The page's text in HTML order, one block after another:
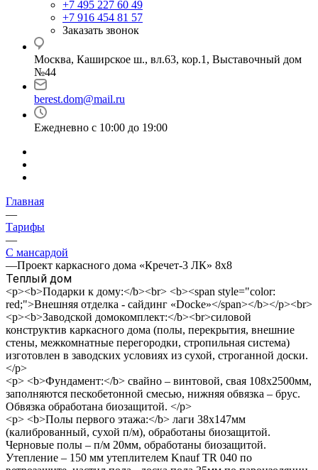
+7 495 227 60 49
+7 916 454 81 57
Заказать звонок
Москва, Каширское ш., вл.63, кор.1, Выставочный дом
№44
berest.dom@mail.ru
Ежедневно с 10:00 до 19:00
Главная
—
Тарифы
—
С мансардой
—Проект каркасного дома «Кречет-3 ЛК» 8х8
Теплый дом
<p><b>Подарки к дому:</b><br> <b><span style="color:
red;">Внешняя отделка - сайдинг «Docke»</span></b></p><br>
<p><b>Заводской домокомплект:</b><br>силовой
конструктив каркасного дома (полы, перекрытия, внешние
стены, межкомнатные перегородки, стропильная система)
изготовлен в заводских условиях из сухой, строганной доски.
</p>
<p> <b>Фундамент:</b> свайно – винтовой, свая 108х2500мм,
заполняются пескобетонной смесью, нижняя обвязка – брус.
Обвязка обработана биозащитой. </p>
<p> <b>Полы первого этажа:</b> лаги 38х147мм
(калиброванный, сухой п/м), обработаны биозащитой.
Черновые полы – п/м 20мм, обработаны биозащитой.
Утепление – 150 мм утеплителем Knauf TR 040 по